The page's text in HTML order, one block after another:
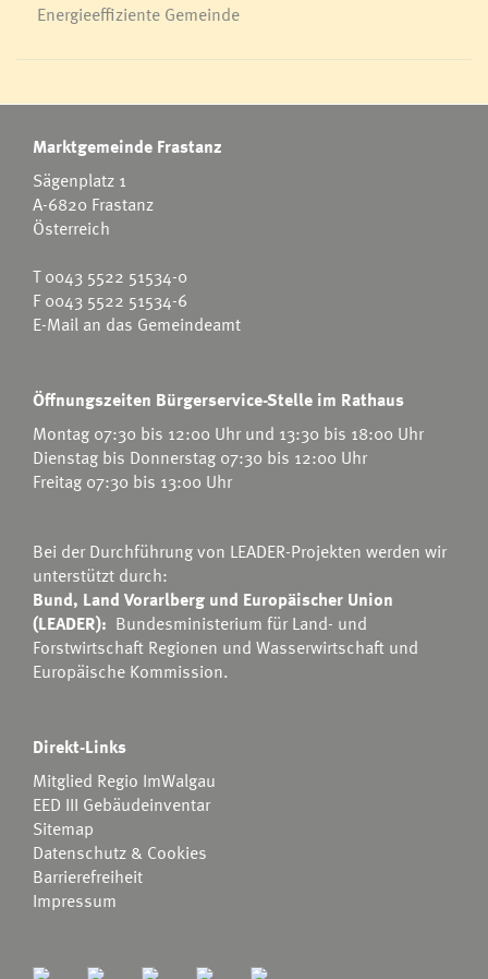
Energieeffiziente Gemeinde
Marktgemeinde Frastanz
Sägenplatz 1
A-6820 Frastanz
Österreich
T0043 5522 51534-0
F 0043 5522 51534-6
E-Mail an das Gemeindeamt
Öffnungszeiten Bürgerservice-Stelle im Rathaus
Montag 07:30 bis 12:00 Uhr und 13:30 bis 18:00 Uhr
Dienstag bis Donnerstag 07:30 bis 12:00 Uhr
Freitag 07:30 bis 13:00 Uhr
Bei der Durchführung von LEADER-Projekten werden wir
unterstützt durch:
Bund, Land Vorarlberg und Europäischer Union
(LEADER): Bundesministerium für Land- und
Forstwirtschaft Regionen und Wasserwirtschaft und
Europäische Kommission.
Direkt-Links
Mitglied Regio ImWalgau
EED III Gebäudeinventar
Sitemap
Datenschutz & Cookies
Barrierefreiheit
Impressum